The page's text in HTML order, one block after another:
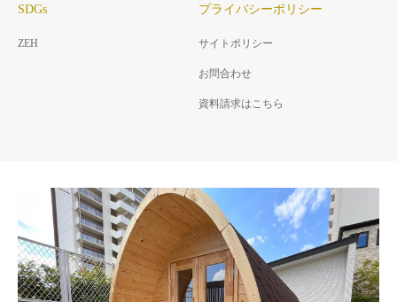
SDGs
ZEH
プライバシーポリシー
サイトポリシー
お問合わせ
資料請求はこちら